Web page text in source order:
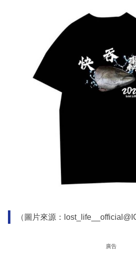
（圖片來源：
廣告